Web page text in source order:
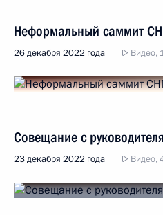
Неформальный саммит
26 декабря 2022 года Видео,
Совещание с
23 декабря 2022 года Видео,